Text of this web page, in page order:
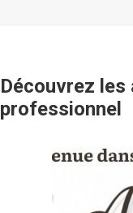
Découvrez
professionnel